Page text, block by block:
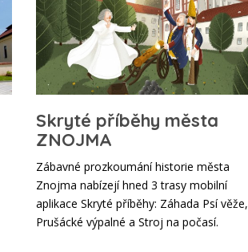
Skryté příběhy města
ZNOJMA
Zábavné prozkoumání historie města
Znojma nabízejí hned 3 trasy mobilní
aplikace Skryté příběhy: Záhada Psí věže,
Prušácké výpalné a Stroj na počasí.